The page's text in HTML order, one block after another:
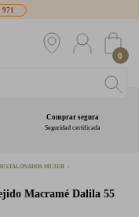
971
0
Comprar segura
Seguridad certificada
MUJER
Macramé Dalila 55